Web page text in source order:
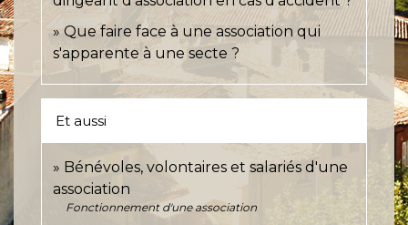
Que faire face à une association qui
s'apparente à une secte ?
Et aussi
Bénévoles, volontaires et salariés d'une
association
Fonctionnement d'une association